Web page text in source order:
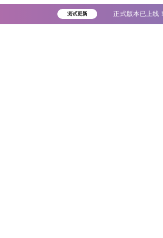
测试更新 正式版本已上线！